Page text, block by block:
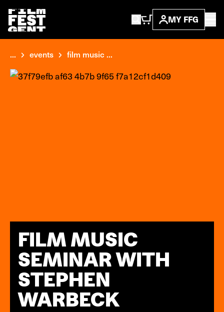
MY FFG
... events film music ...
FILM MUSIC
SEMINAR WITH
STEPHEN
WARBECK